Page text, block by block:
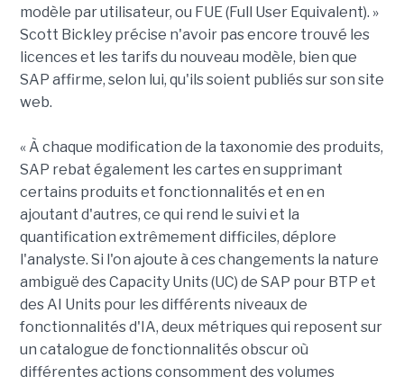
modèle par utilisateur, ou FUE (Full User Equivalent). »
Scott Bickley précise n'avoir pas encore trouvé les
licences et les tarifs du nouveau modèle, bien que
SAP affirme, selon lui, qu'ils soient publiés sur son site
web.
« À chaque modification de la taxonomie des produits,
SAP rebat également les cartes en supprimant
certains produits et fonctionnalités et en en
ajoutant d'autres, ce qui rend le suivi et la
quantification extrêmement difficiles, déplore
l'analyste. Si l'on ajoute à ces changements la nature
ambiguë des Capacity Units (UC) de SAP pour BTP et
des AI Units pour les différents niveaux de
fonctionnalités d'IA, deux métriques qui reposent sur
un catalogue de fonctionnalités obscur où
différentes actions consomment des volumes